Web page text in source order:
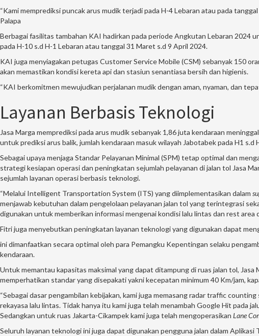
“Kami memprediksi puncak arus mudik terjadi pada H-4 Lebaran atau pada
Palapa
Berbagai fasilitas tambahan KAI hadirkan pada periode Angkutan Lebaran 2024
pada H-10 s.d H-1 Lebaran atau tanggal 31 Maret s.d 9 April 2024.
KAI juga menyiagakan petugas Customer Service Mobile (CSM) sebanyak 150
akan memastikan kondisi kereta api dan stasiun senantiasa bersih dan higienis.
“KAI berkomitmen mewujudkan perjalanan mudik dengan aman, nyaman, dan
Layanan Berbasis Teknologi
Jasa Marga memprediksi pada arus mudik sebanyak 1,86 juta kendaraan
untuk prediksi arus balik, jumlah kendaraan masuk wilayah Jabotabek pada H1
Sebagai upaya menjaga Standar Pelayanan Minimal (SPM) tetap optimal dan
strategi kesiapan operasi dan peningkatan sejumlah pelayanan di jalan tol Jasa
sejumlah layanan operasi berbasis teknologi.
“Melalui Intelligent Transportation System (ITS) yang diimplementasikan dalam
menjawab kebutuhan dalam pengelolaan pelayanan jalan tol yang terintegrasi
digunakan untuk memberikan informasi mengenai kondisi lalu lintas dan rest area
Fitri juga menyebutkan peningkatan layanan teknologi yang digunakan dapat
ini dimanfaatkan secara optimal oleh para Pemangku Kepentingan selaku
kendaraan.
Untuk memantau kapasitas maksimal yang dapat ditampung di ruas jalan tol,
memperhatikan standar yang disepakati yakni kecepatan minimum 40 Km/jam,
“Sebagai dasar pengambilan kebijakan, kami juga memasang radar traffic
rekayasa lalu lintas. Tidak hanya itu kami juga telah menambah Google Hit pada
Sedangkan untuk ruas Jakarta-Cikampek kami juga telah mengoperasikan Lane
Seluruh layanan teknologi ini juga dapat digunakan pengguna jalan dalam